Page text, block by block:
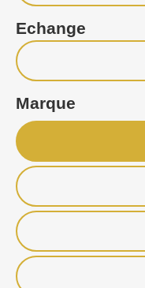
Echange
Marque